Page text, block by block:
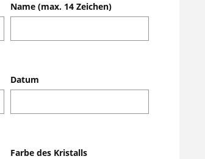
Name (max. 14 Zeichen)
Datum
Farbe des Kristalls